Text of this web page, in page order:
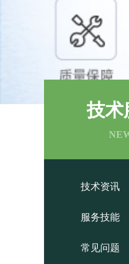
技术
技术资讯
服务技能
常见问题